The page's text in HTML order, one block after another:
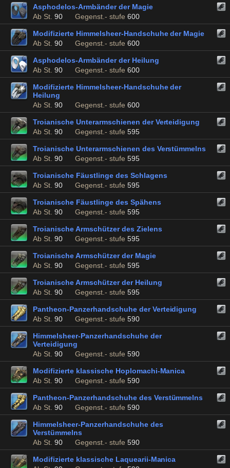
Asphodelos-Armbänder der Magie
Ab St. 90 Gegenst.- stufe 600
Modifizierte Himmelsheer-Handschuhe der Magie
Ab St. 90 Gegenst.- stufe 600
Asphodelos-Armbänder der Heilung
Ab St. 90 Gegenst.- stufe 600
Modifizierte Himmelsheer-Handschuhe der
Heilung
Ab St. 90 Gegenst.- stufe 600
Troianische Unterarmschienen der Verteidigung
Ab St. 90 Gegenst.- stufe 595
Troianische Unterarmschienen des Verstümmelns
Ab St. 90 Gegenst.- stufe 595
Troianische Fäustlinge des Schlagens
Ab St. 90 Gegenst.- stufe 595
Troianische Fäustlinge des Spähens
Ab St. 90 Gegenst.- stufe 595
Troianische Armschützer des Zielens
Ab St. 90 Gegenst.- stufe 595
Troianische Armschützer der Magie
Ab St. 90 Gegenst.- stufe 595
Troianische Armschützer der Heilung
Ab St. 90 Gegenst.- stufe 595
Pantheon-Panzerhandschuhe der Verteidigung
Ab St. 90 Gegenst.- stufe 590
Himmelsheer-Panzerhandschuhe der
Verteidigung
Ab St. 90 Gegenst.- stufe 590
Modifizierte klassische Hoplomachi-Manica
Ab St. 90 Gegenst.- stufe 590
Pantheon-Panzerhandschuhe des Verstümmelns
Ab St. 90 Gegenst.- stufe 590
Himmelsheer-Panzerhandschuhe des
Verstümmelns
Ab St. 90 Gegenst.- stufe 590
Modifizierte klassische Laquearii-Manica